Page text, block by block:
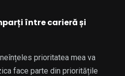
între carieră și
prioritatea mea va
face parte din prioritățile